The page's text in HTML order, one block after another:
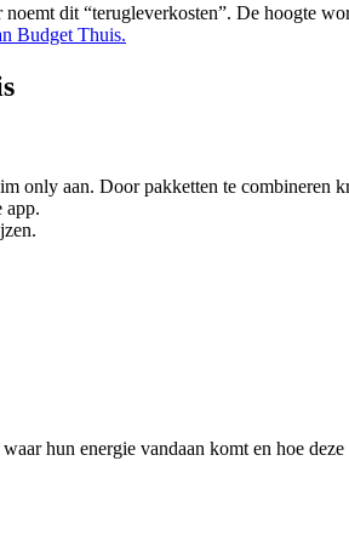
dit “terugleverkosten”. De hoogte
Budget Thuis.
only aan. Door pakketten te combineren
app.
hun energie vandaan komt en hoe